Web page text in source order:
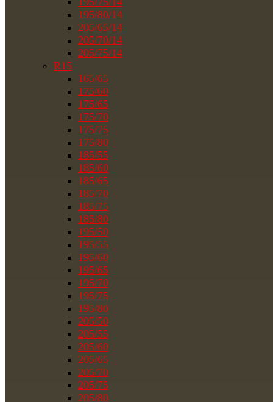
195/80/14
205/65/14
205/70/14
205/75/14
R15
165/65
175/60
175/65
175/70
175/75
175/80
185/55
185/60
185/65
185/70
185/75
185/80
195/50
195/55
195/60
195/65
195/70
195/75
195/80
205/50
205/55
205/60
205/65
205/70
205/75
205/80